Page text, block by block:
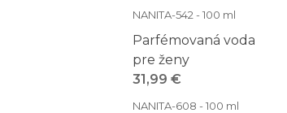
NANITA-542 - 100 ml
Parfémovaná voda
pre ženy
31,99 €
NANITA-608 - 100 ml